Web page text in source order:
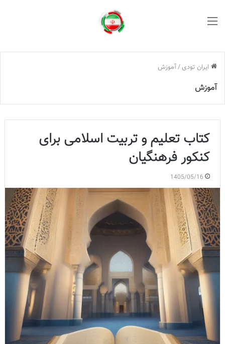
ایران تودی /آموزش
آموزش
کتاب تعلیم و تربیت اسلامی برای
کنکور فرهنگیان
1405/05/16